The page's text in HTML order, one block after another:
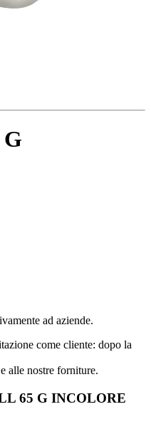
ad aziende.
come cliente: dopo la
alle nostre forniture.
65 G INCOLORE